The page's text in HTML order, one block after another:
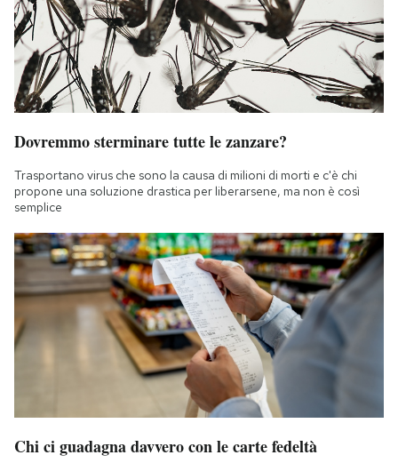
Dovremmo sterminare tutte le zanzare?
Trasportano virus che sono la causa di milioni di morti e c'è chi
propone una soluzione drastica per liberarsene, ma non è così
semplice
Chi ci guadagna davvero con le carte fedeltà